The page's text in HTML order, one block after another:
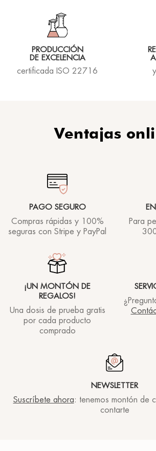
PRODUCCIÓN
DE EXCELENCIA
certificada ISO 22716
Ventajas
PAGO SEGURO
Compras rápidas y 100%
seguras con Stripe y PayPal
Para
¡UN MONTÓN DE
REGALOS!
Una dosis de prueba gratis
por cada producto
comprado
NEWSLETTER
Suscríbete ahora: tenemos montón de
contarte